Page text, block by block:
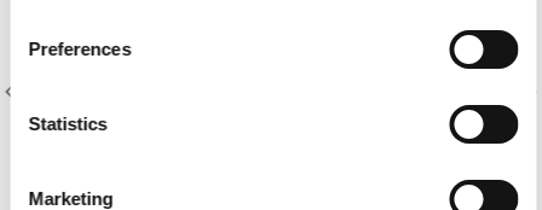
Preferences
Statistics
Marketing
Kaffe Fassett - Shot Cotton